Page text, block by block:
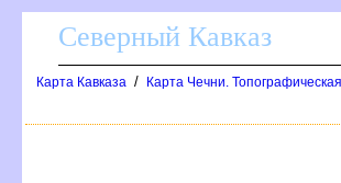
Северный Кавказ
Карта Кавказа / Карта Чечни.